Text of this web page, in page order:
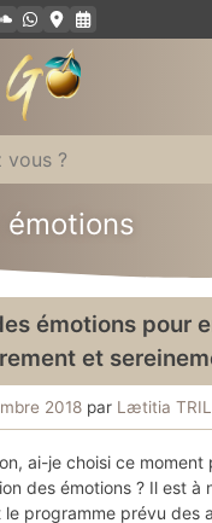
émotions pour
et
2018 par Lætitia
ai-je choisi ce
des émotions ? Il est à
programme prévu des